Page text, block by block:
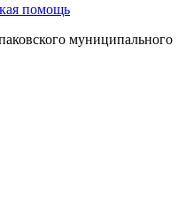
помощь
муниципального